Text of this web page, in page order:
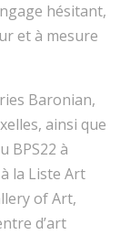
hésitant,
et à mesure
Baronian,
ainsi que
BPS22 à
la Liste Art
of Art,
d’art